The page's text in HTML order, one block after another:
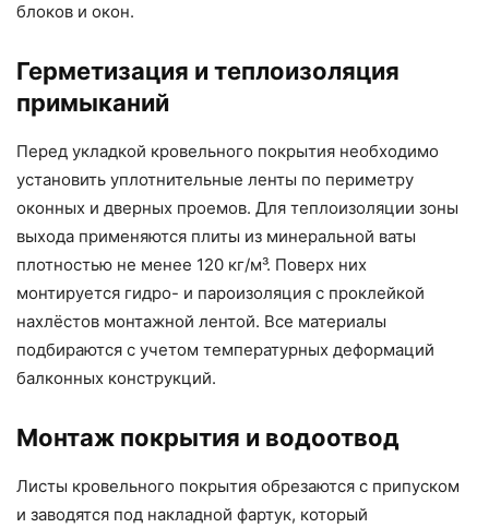
блоков и окон.
Герметизация и теплоизоляция
примыканий
Перед укладкой кровельного покрытия необходимо
установить уплотнительные ленты по периметру
оконных и дверных проемов. Для теплоизоляции зоны
выхода применяются плиты из минеральной ваты
плотностью не менее 120 кг/м³. Поверх них
монтируется гидро- и пароизоляция с проклейкой
нахлёстов монтажной лентой. Все материалы
подбираются с учетом температурных деформаций
балконных конструкций.
Монтаж покрытия и водоотвод
Листы кровельного покрытия обрезаются с припуском
и заводятся под накладной фартук, который